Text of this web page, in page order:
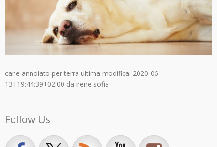
cane annoiato per terra ultima modifica: 2020-06-
13T19:44:39+02:00 da irene sofia
Follow Us